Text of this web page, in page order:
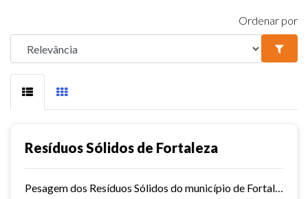
Ordenar por
Resíduos Sólidos de Fortaleza